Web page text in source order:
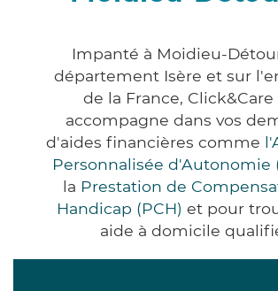
Impanté à Moidieu-
département Isère et sur
de la France, Click&Care
accompagne dans vos
d'aides financières comme
Personnalisée d'Autonomie
la Prestation de
Handicap (PCH) et pour
aide à domicile